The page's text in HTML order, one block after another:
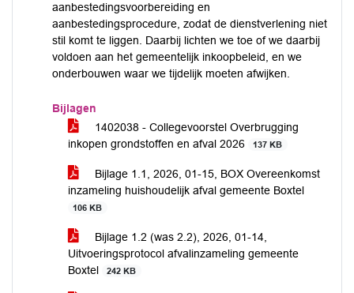
aanbestedingsvoorbereiding en
aanbestedingsprocedure, zodat de dienstverlening niet
stil komt te liggen. Daarbij lichten we toe of we daarbij
voldoen aan het gemeentelijk inkoopbeleid, en we
onderbouwen waar we tijdelijk moeten afwijken.
Bijlagen
1402038 - Collegevoorstel Overbrugging
inkopen grondstoffen en afval 2026
137 KB
Bijlage 1.1, 2026, 01-15, BOX Overeenkomst
inzameling huishoudelijk afval gemeente Boxtel
106 KB
Bijlage 1.2 (was 2.2), 2026, 01-14,
Uitvoeringsprotocol afvalinzameling gemeente
Boxtel
242 KB